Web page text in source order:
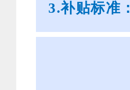
3.补贴标准：